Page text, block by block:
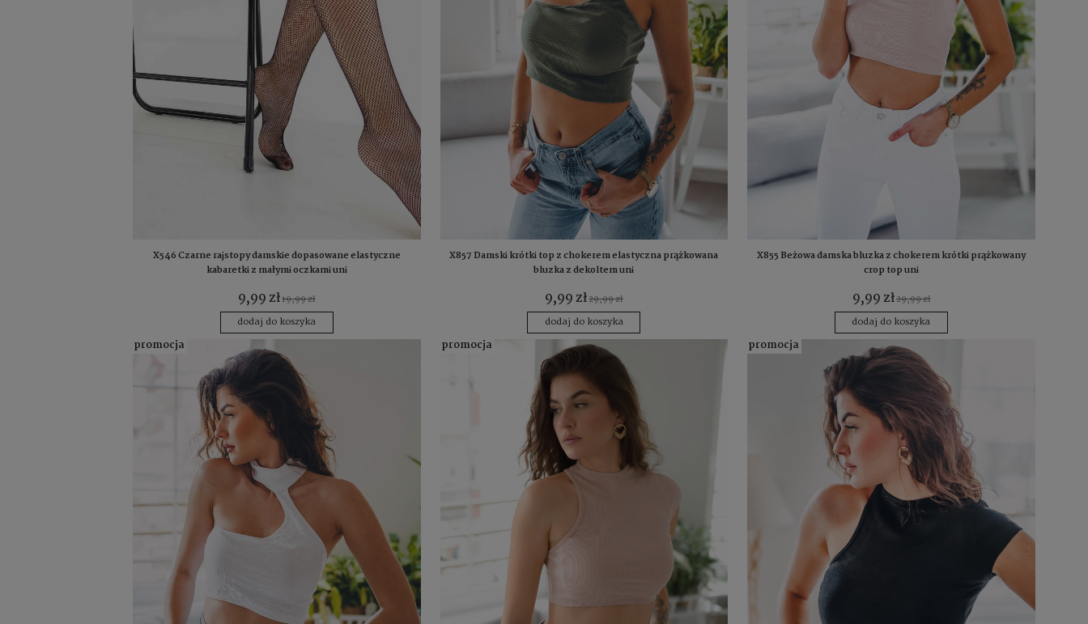
X546 Czarne rajstopy damskie dopasowane elastyczne
kabaretki z małymi oczkami uni
9,99 zł19,99 zł
dodaj do koszyka
X857 Damski krótki top z chokerem elastyczna prążkowana
bluzka z dekoltem uni
9,99 zł29,99 zł
dodaj do koszyka
X855 Beżowa damska bluzka z chokerem krótki prążkowany
crop top uni
9,99 zł29,99 zł
dodaj do koszyka
promocja promocja promocja